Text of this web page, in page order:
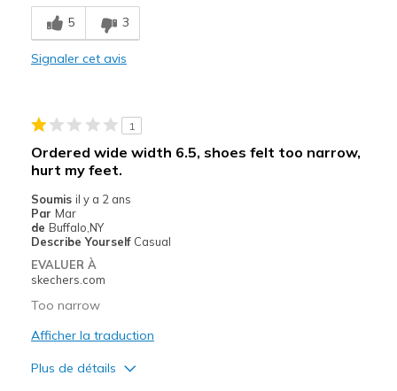
Les meilleures utilisations
Casual Wear
View On Shoes
Shoes are for Wearing
5 3
Signaler cet avis
1
Ordered wide width 6.5, shoes felt too narrow,
hurt my feet.
Soumis il y a 2 ans
Par Mar
de Buffalo,NY
Describe Yourself Casual
EVALUER À
skechers.com
Too narrow
Afficher la traduction
Plus de détails